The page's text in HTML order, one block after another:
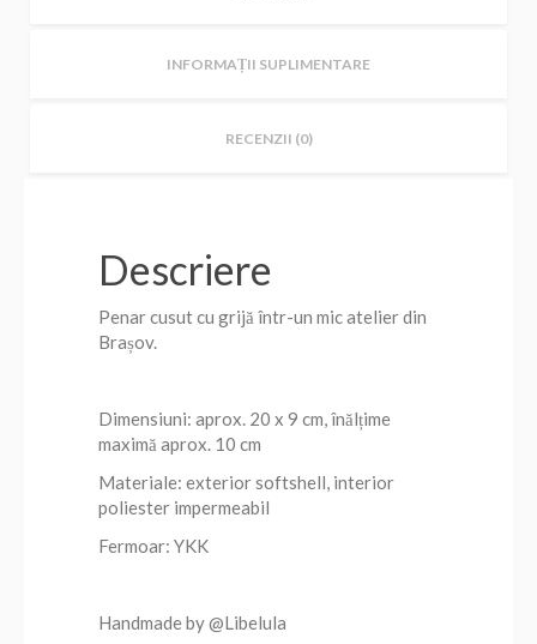
INFORMAȚII SUPLIMENTARE
RECENZII (0)
Descriere
Penar cusut cu grijă într-un mic atelier din
Brașov.
Dimensiuni: aprox. 20 x 9 cm, înălțime
maximă aprox. 10 cm
Materiale: exterior softshell, interior
poliester impermeabil
Fermoar: YKK
Handmade by @Libelula